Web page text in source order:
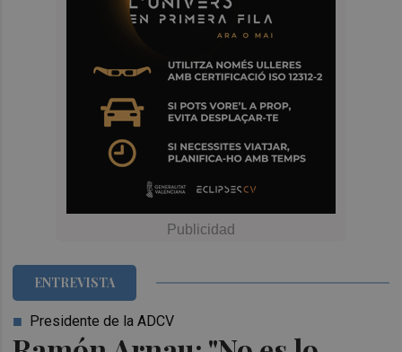
ENTREVISTA
Presidente de la ADCV